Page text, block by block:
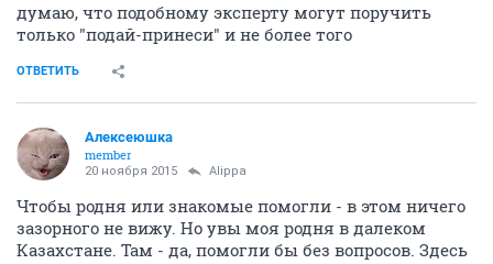
думаю, что подобному эксперту могут поручить
только "подай-принеси" и не более того
ОТВЕТИТЬ
Алексеюшка
member
20 ноября 2015 Alippa
Чтобы родня или знакомые помогли - в этом ничего
зазорного не вижу. Но увы моя родня в далеком
Казахстане. Там - да, помогли бы без вопросов. Здесь